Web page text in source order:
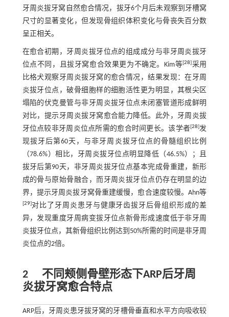
牙周炎拔牙窝自然愈合情况，拔牙6个月后未观察到牙槽窝
尺寸的显著变化，但发现骨组织体积变化与骨丧失百分数
呈正相关。
在愈合初期，牙周炎拔牙位点的组成成分与非牙周炎拔牙
位点不同，且拔牙窝愈合效果更为不确定。Kim等[28]采用
比格犬观察牙周炎拔牙窝的愈合情况，结果发现：在牙周
炎拔牙位点，破骨细胞样的细胞活性更为明显，其根尖区
塌陷的伏克曼管与非牙周炎拔牙位点未闭塞管道形成鲜明
对比，提示牙周炎拔牙窝愈合能力降低。此外，牙周炎拔
牙位点较非牙周炎位点所需的愈合时间更长。该学者[28]发
现拔牙后第60天，与非牙周炎拔牙位点的骨髓组织比例
（78.6%）相比，牙周炎拔牙位点明显降低（46.5%）；且
拔牙后第90天，非牙周炎拔牙位点基本完成骨重建，新形
成的骨与原始骨融合，而牙周炎拔牙位点仍存在明显的边
界，提示牙周炎拔牙窝骨重建缓慢，愈合速度较慢。Ahn等
[29]对比了牙周炎患牙与健康牙齿拔牙后骨组织形成的差
异，发现重度牙周病变拔牙位点新骨形成速度低于非牙周
炎拔牙位点，其新骨组织比例达到50%所需的时间是非牙周
炎位点的2倍。
2不同颊侧骨壁形态下ARP后牙周
炎拔牙窝愈合特点
ARP后，牙周炎患牙拔牙窝的牙槽骨垂直和水平方向吸收较